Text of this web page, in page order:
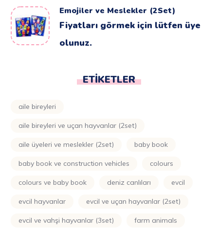
Emojiler ve Meslekler (2Set)
Fiyatları görmek için lütfen üye
olunuz.
ETIKETLER
aile bireyleri
aile bireyleri ve uçan hayvanlar (2set)
aile üyeleri ve meslekler (2set) baby book
baby book ve construction vehicles colours
colours ve baby book deniz canlıları evcil
evcil hayvanlar evcil ve uçan hayvanlar (2set)
evcil ve vahşi hayvanlar (3set) farm animals